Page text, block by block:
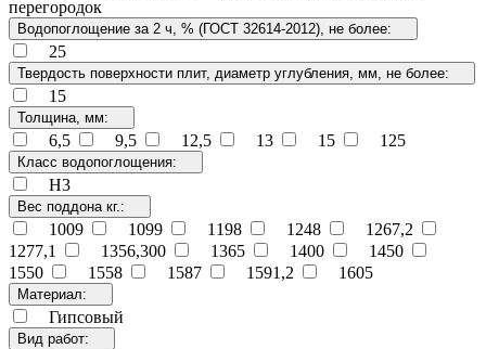
перегородок
Водопоглощение за 2 ч, % (ГОСТ 32614-2012), не более:
25
Твердость поверхности плит, диаметр углубления, мм, не более:
15
Толщина, мм:
6,5 9,5 12,5 13 15 125
Класс водопоглощения:
Н3
Вес поддона кг.:
1009 1099 1198 1248
1267,2
1277,1
1356,300 1365 1400
1450
1550
1558 1587 1591,2 1605
Материал:
Гипсовый
Вид работ: